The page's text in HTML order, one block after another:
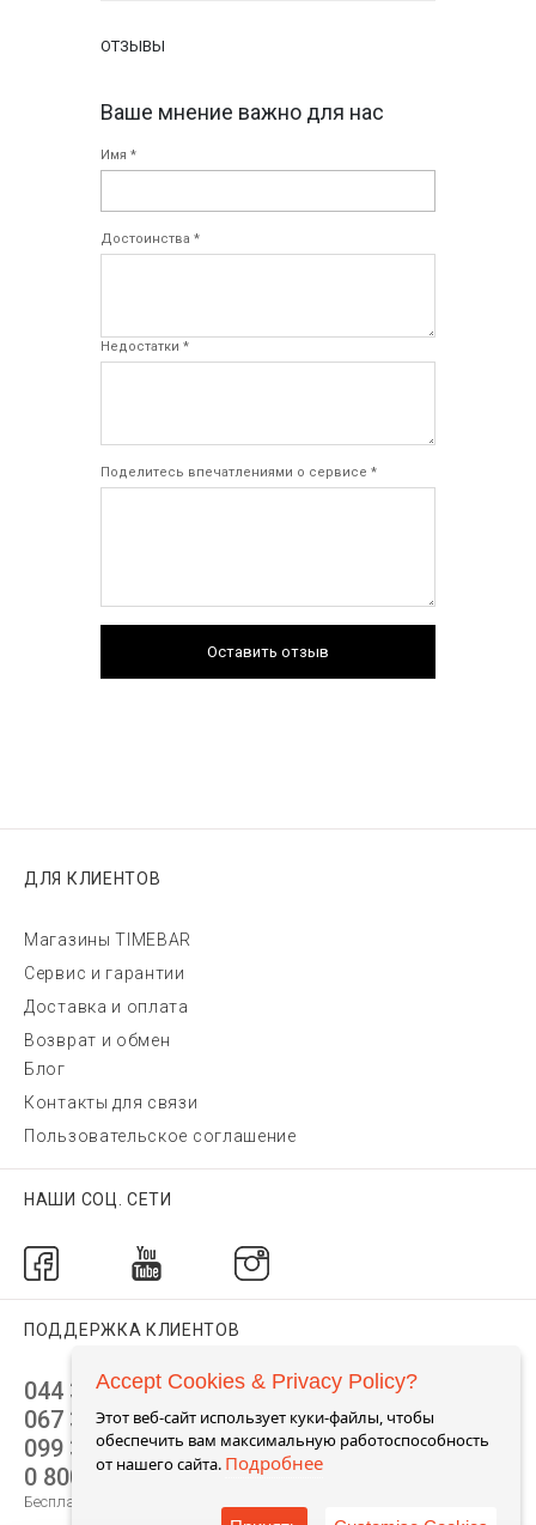
ОТЗЫВЫ
Ваше мнение важно для нас
Имя *
Достоинства *
Недостатки *
Поделитесь впечатлениями о сервисе *
Оставить отзыв
ДЛЯ КЛИЕНТОВ
Магазины TIMEBAR
Сервис и гарантии
Доставка и оплата
Возврат и обмен
Блог
Контакты для связи
Пользовательское соглашение
НАШИ СОЦ. СЕТИ
ПОДДЕРЖКА КЛИЕНТОВ
044 392 44 45
067 344 14 44 (viber)
099 399 23 80
0 800 305 805
Бесплатно по Украине
Accept Cookies & Privacy Policy?
Этот веб-сайт использует куки-файлы, чтобы
обеспечить вам максимальную работоспособность
от нашего сайта. Подробнее